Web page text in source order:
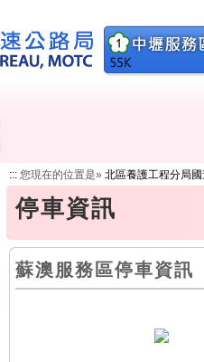
::: 您現在的位置是» 北區養護工程分局
停車資訊
蘇澳服務區停車資訊